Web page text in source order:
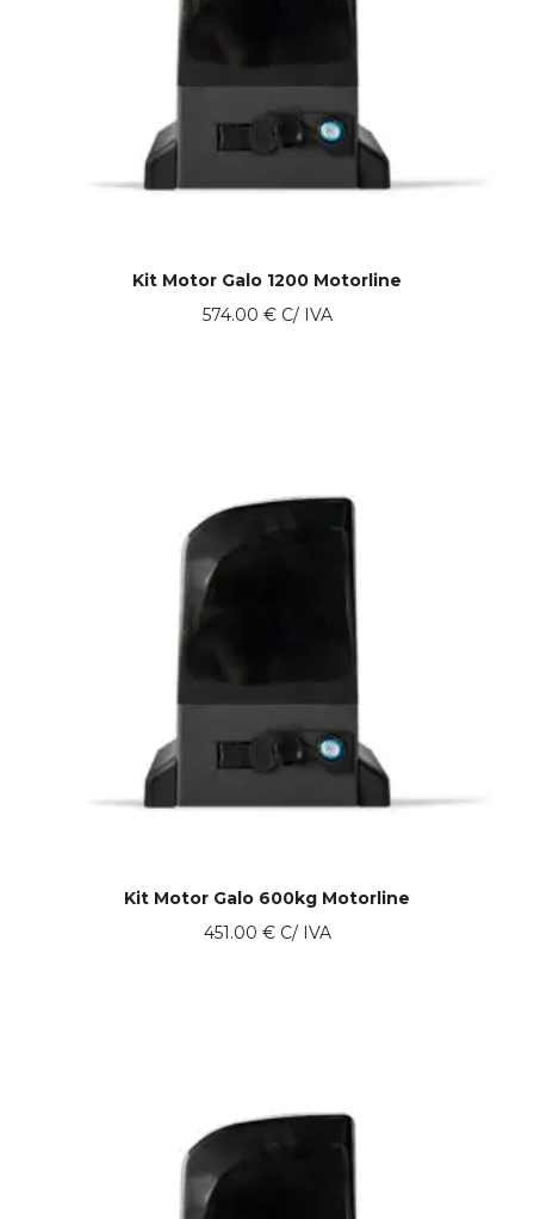
Kit Motor Galo 1200 Motorline
574.00 €C/ IVA
Kit Motor Galo 600kg Motorline
451.00 €C/ IVA